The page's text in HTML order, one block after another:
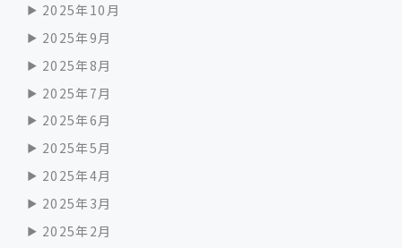
2025年10月
2025年9月
2025年8月
2025年7月
2025年6月
2025年5月
2025年4月
2025年3月
2025年2月